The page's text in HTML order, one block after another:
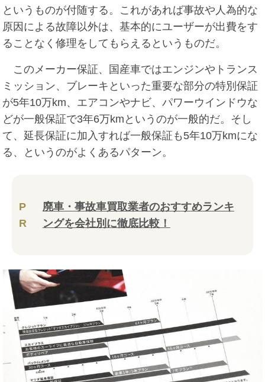
というものが付随する。これがあれば事故や人為的な
原因による故障以外は、基本的にユーザーが出費をす
ることなく修理をしてもらえるというものだ。
このメーカー保証、国産車ではエンジンやトランス
ミッション、ブレーキといった重要な部分の特別保証
が5年10万km、エアコンやナビ、パワーウインドウな
どが一般保証で3年6万kmというのが一般的だ。そし
て、延長保証に加入すれば一般保証も5年10万kmにな
る、というのがよくあるパターン。
P
R
廃車・事故車買取業者のおすすめランキ
ングを会社別に徹底比較！